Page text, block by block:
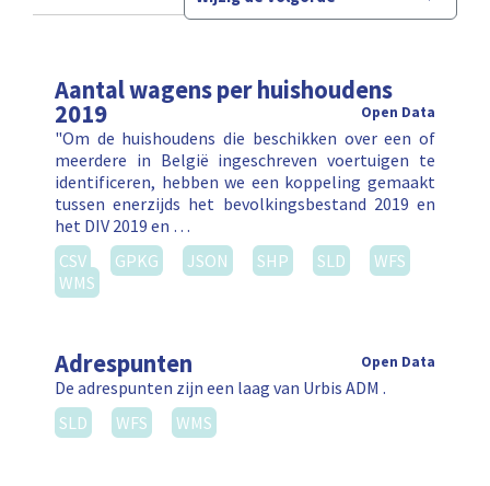
Aantal wagens per huishoudens
2019 Open Data
"Om de huishoudens die beschikken over een of
meerdere in België ingeschreven voertuigen te
identificeren, hebben we een koppeling gemaakt
tussen enerzijds het bevolkingsbestand 2019 en
het DIV 2019 en …
CSV
GPKG JSON SHP SLD
WFS
WMS
Adrespunten Open Data
De adrespunten zijn een laag van Urbis ADM .
SLD
WFS WMS